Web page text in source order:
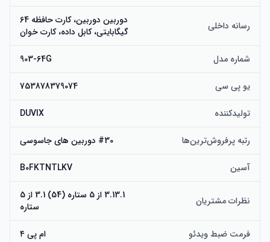
رسانه داخلی
دوربین دوربین، کارت حافظه 64
گیگابایتی، کابل داده، کارت خوان
شماره مدل 903-64G
یو پی سی 753878379074
تولیدکننده DUVIX
رتبه پرفروش‌ترین‌ها #30 دوربین های جاسوسی
آسین B0FKTNTLKV
نظرات مشتریان
3.13.1 از 5 ستاره (54) 3.1 از 5
ستاره
فرمت ضبط ویدئو ام پی ۴